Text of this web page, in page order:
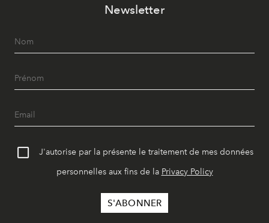
Newsletter
J'autorise par la présente le traitement de mes données
personnelles aux fins de la Privacy Policy